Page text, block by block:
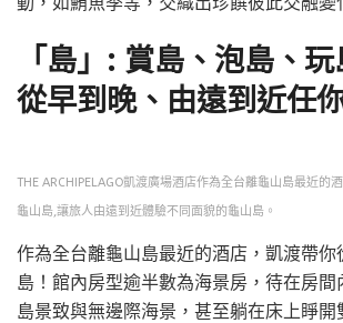
「島」: 賞島、泡島、
從早到晚、由遠到近任
THE ARCHIPELAGO凱渡廣場酒店作為全台離龜山島最近的
龜山島,讓旅人由遠到近體驗不同面貌的龜山島。
作為全台離龜山島最近的酒店，凱渡帶你
島！館內房型逾半數為海景房，待在房間
島景致與無邊際海景，甚至躺在床上睜開